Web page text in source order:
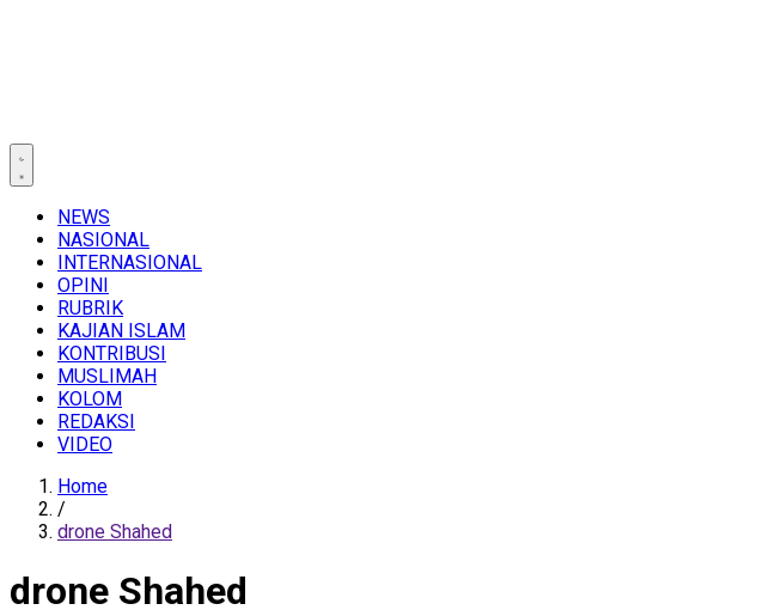
NEWS
NASIONAL
INTERNASIONAL
OPINI
RUBRIK
KAJIAN ISLAM
KONTRIBUSI
MUSLIMAH
KOLOM
REDAKSI
VIDEO
Home
/
drone Shahed
drone Shahed